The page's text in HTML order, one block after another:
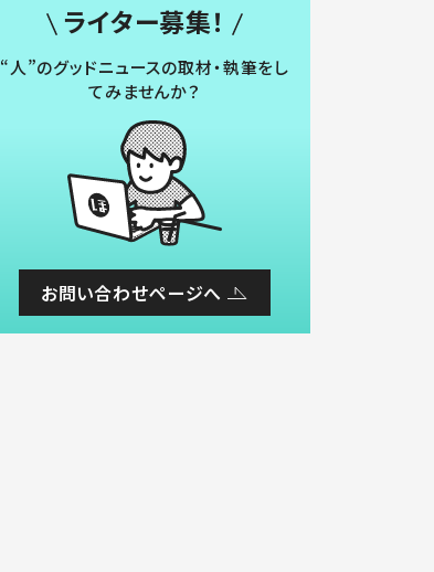
ライター募集！
“人”のグッドニュースの取材・執筆をし
てみませんか？
お問い合わせページへ